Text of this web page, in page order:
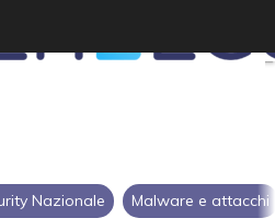
Nazionale Malware e attacchi